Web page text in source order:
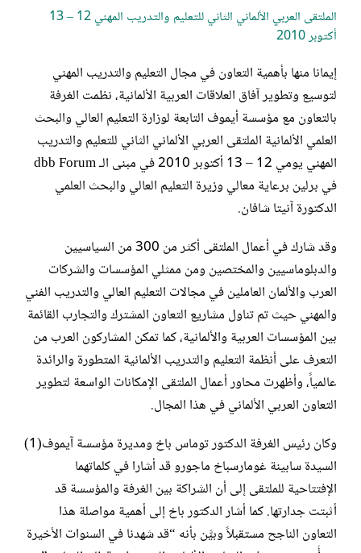
الملتقى العربي الألماني الثاني للتعليم والتدريب المهني 12 – 13
أكتوبر 2010
إيمانا منها بأهمية التعاون في مجال التعليم والتدريب المهني
لتوسيع وتطوير آفاق العلاقات العربية الألمانية، نظمت الغرفة
بالتعاون مع مؤسسة أيموف التابعة لوزارة التعليم العالي والبحث
العلمي الألمانية الملتقى العربي الألماني الثاني للتعليم والتدريب
المهني يومي 12 – 13 أكتوبر 2010 في مبنى الـ dbb Forum
في برلين برعاية معالي وزيرة التعليم العالي والبحث العلمي
الدكتورة آنيتا شافان.
وقد شارك في أعمال الملتقى أكثر من 300 من السياسيين
والدبلوماسيين والمختصين ومن ممثلي المؤسسات والشركات
العرب والألمان العاملين في مجالات التعليم العالي والتدريب الفني
والمهني حيث تم تناول مشاريع التعاون المشترك والتجارب القائمة
بين المؤسسات العربية والألمانية، كما تمكن المشاركون العرب من
التعرف على أنظمة التعليم والتدريب الألمانية المتطورة والرائدة
عالمياً، وأظهرت محاور أعمال الملتقى الإمكانات الواسعة لتطوير
التعاون العربي الألماني في هذا المجال.
وكان رئيس الغرفة الدكتور توماس باخ ومديرة مؤسسة آيموف(1)
السيدة سابينة غومارسباخ ماجورو قد أشارا في كلماتهما
الإفتتاحية للملتقى إلى أن الشراكة بين الغرفة والمؤسسة قد
أثبتت جدارتها. كما أشار الدكتور باخ إلى أهمية مواصلة هذا
التعاون الناجح مستقبلاً وبيَّن بأنه “قد شهدنا في السنوات الأخيرة